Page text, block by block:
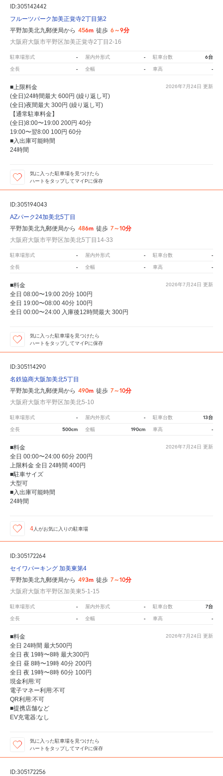
ID:305142442
フルーツパーク加美正覚寺2丁目第2
平野加美北九郵便局から 456m 徒歩 6～9分
大阪府大阪市平野区加美正覚寺2丁目2-16
駐車場形式 - 屋内外形式 - 駐車台数 6台
全長 - 全幅 - 車高 -
2026年7月24日 更新
■上限料金
(全日)24時間最大 600円 (繰り返し可)
(全日)夜間最大 300円 (繰り返し可)
【通常駐車料金】
(全日)8:00〜19:00 200円 40分
19:00〜翌8:00 100円 60分
■入出庫可能時間
24時間
気に入った駐車場を見つけたら
ハートをタップしてマイPに保存
ID:305194043
AZパーク24加美北5丁目
平野加美北九郵便局から 486m 徒歩 7～10分
大阪府大阪市平野区加美北5丁目14-33
駐車場形式 - 屋内外形式 - 駐車台数 -
全長 - 全幅 - 車高 -
2026年7月24日 更新
■料金
全日 08:00〜19:00 20分 100円
全日 19:00〜08:00 40分 100円
全日 00:00〜24:00 入庫後12時間最大 300円
気に入った駐車場を見つけたら
ハートをタップしてマイPに保存
ID:305114290
名鉄協商大阪加美北5丁目
平野加美北九郵便局から 490m 徒歩 7～10分
大阪府大阪市平野区加美北5-10
駐車場形式 - 屋内外形式 - 駐車台数 13台
全長 500cm 全幅 190cm 車高 -
2026年7月24日 更新
■料金
全日 00:00〜24:00 60分 200円
上限料金 全日 24時間 400円
■駐車サイズ
大型可
■入出庫可能時間
24時間
4 人がお気に入りの駐車場
ID:305172264
セイワパーキング 加美東第4
平野加美北九郵便局から 493m 徒歩 7～10分
大阪府大阪市平野区加美東5-1-15
駐車場形式 - 屋内外形式 - 駐車台数 7台
全長 - 全幅 - 車高 -
2026年7月24日 更新
■料金
全日 24時間 最大500円
全日 夜 19時〜8時 最大300円
全日 昼 8時〜19時 40分 200円
全日 夜 19時〜8時 60分 100円
現金利用:可
電子マネー利用:不可
QR利用:不可
■提携店舗など
EV充電器:なし
気に入った駐車場を見つけたら
ハートをタップしてマイPに保存
ID:305172256